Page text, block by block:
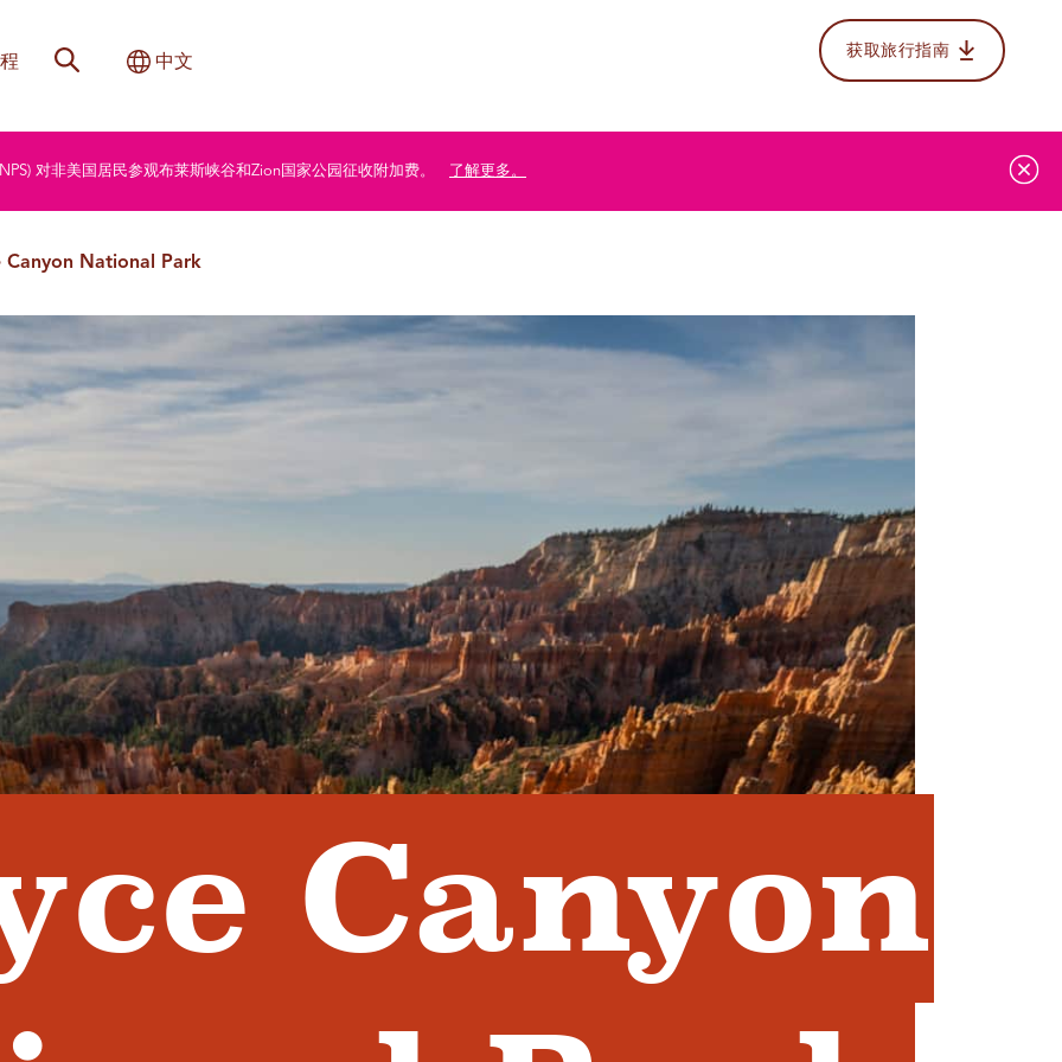
网站搜索切换国际
中文 获取旅行指南
对非美国居民参观布莱斯峡谷和Zion国家公园征收附加费。 了解更多。
Canyon National Park
Canyon